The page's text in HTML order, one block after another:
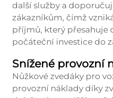
další služby a
zákazníkům, čímž
příjmů, který přesahuje
počáteční investice do
Snížené provozní
Nůžkové zvedáky pro
provozní náklady díky